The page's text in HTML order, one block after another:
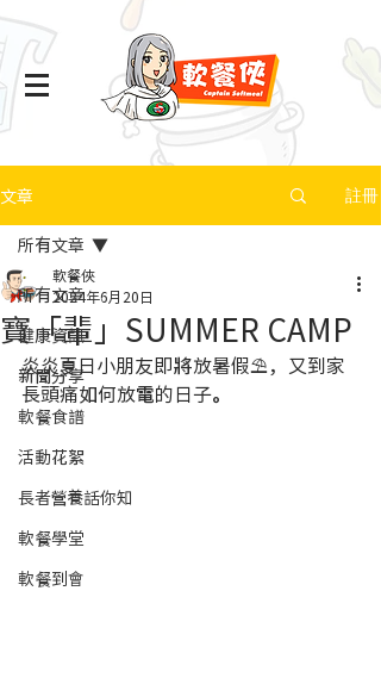
文章 註冊
所有文章
健康資訊
新聞分享
軟餐食譜
活動花絮
長者營養話你知
軟餐學堂
軟餐到會
所有文章
寶「輩」SUMMER CAMP
軟餐俠
2024年6月20日
炎炎夏日小朋友即將放暑假⛱️，又到家
長頭痛如何放電的日子。